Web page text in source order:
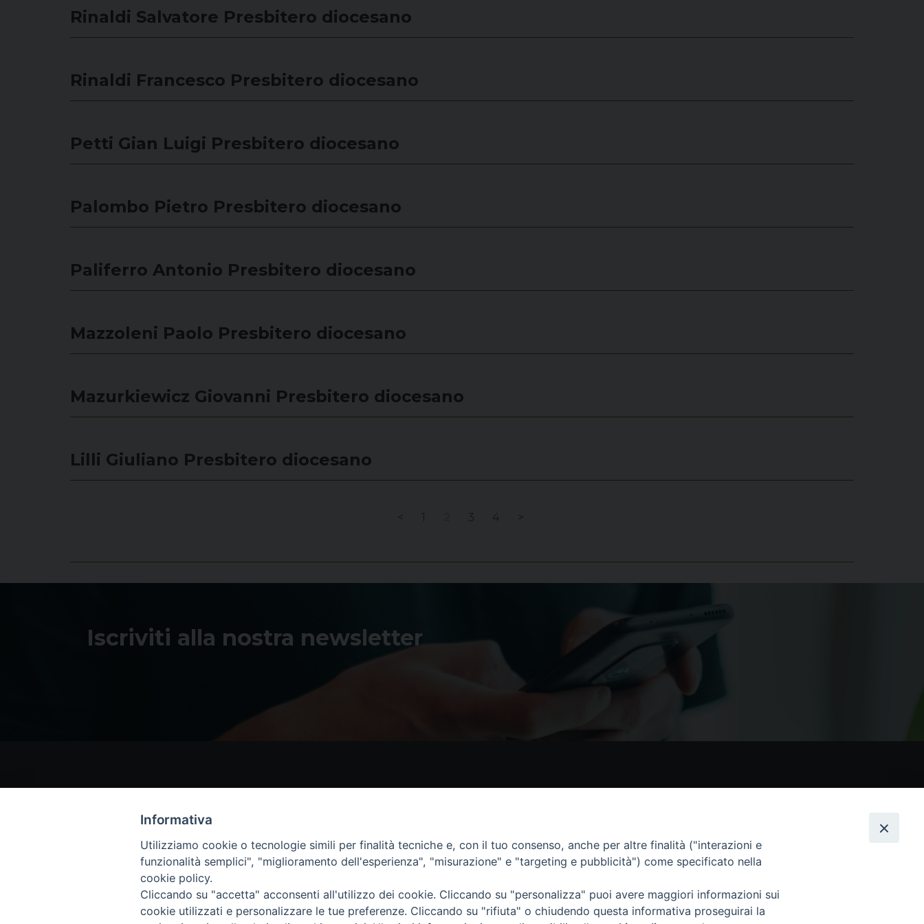
Rinaldi Salvatore Presbitero diocesano
Rinaldi Francesco Presbitero diocesano
Petti Gian Luigi Presbitero diocesano
Palombo Pietro Presbitero diocesano
Paliferro Antonio Presbitero diocesano
Mazzoleni Paolo Presbitero diocesano
Mazurkiewicz Giovanni Presbitero diocesano
Lilli Giuliano Presbitero diocesano
< 1 3 4 >
Iscriviti alla nostra newsletter
Piazza Andrea D'Isernia, 2
86170 Isernia
086550849
segreteria@diocesiiserniavenafro.it
Informativa
Utilizziamo cookie o tecnologie simili per finalità tecniche e, con il tuo consenso, anche per altre finalità ("interazioni e
funzionalità semplici", "miglioramento dell'esperienza", "misurazione" e "targeting e pubblicità") come specificato nella
cookie policy.
Cliccando su "accetta" acconsenti all'utilizzo dei cookie. Cliccando su "personalizza" puoi avere maggiori informazioni sui
cookie utilizzati e personalizzare le tue preferenze. Cliccando su "rifiuta" o chiudendo questa informativa proseguirai la